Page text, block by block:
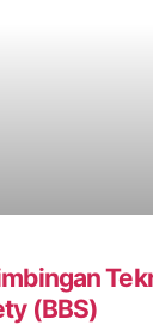
(BBS)